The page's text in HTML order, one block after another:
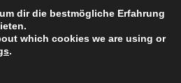
Datenschutz/Impressum
belong to the fotographers,
in-concerts.com
dir die bestmögliche Erfahrung
which cookies we are using or
.